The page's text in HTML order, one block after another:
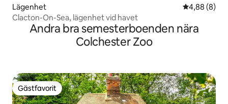
Lägenhet 4,88 av 5 i
4,88 (8)
Clacton-On-Sea, lägenhet vid havet
Andra bra semesterboenden nära
Colchester Zoo
Gästfavorit
Gästfavorit